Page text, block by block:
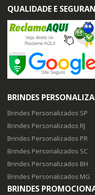
QUALIDADE E
BRINDES
Brindes Personalizados SP
Brindes Personalizados RJ
Brindes Personalizados PR
Brindes Personalizados SC
Brindes Personalizados BH
Brindes Personalizados MG
BRINDES